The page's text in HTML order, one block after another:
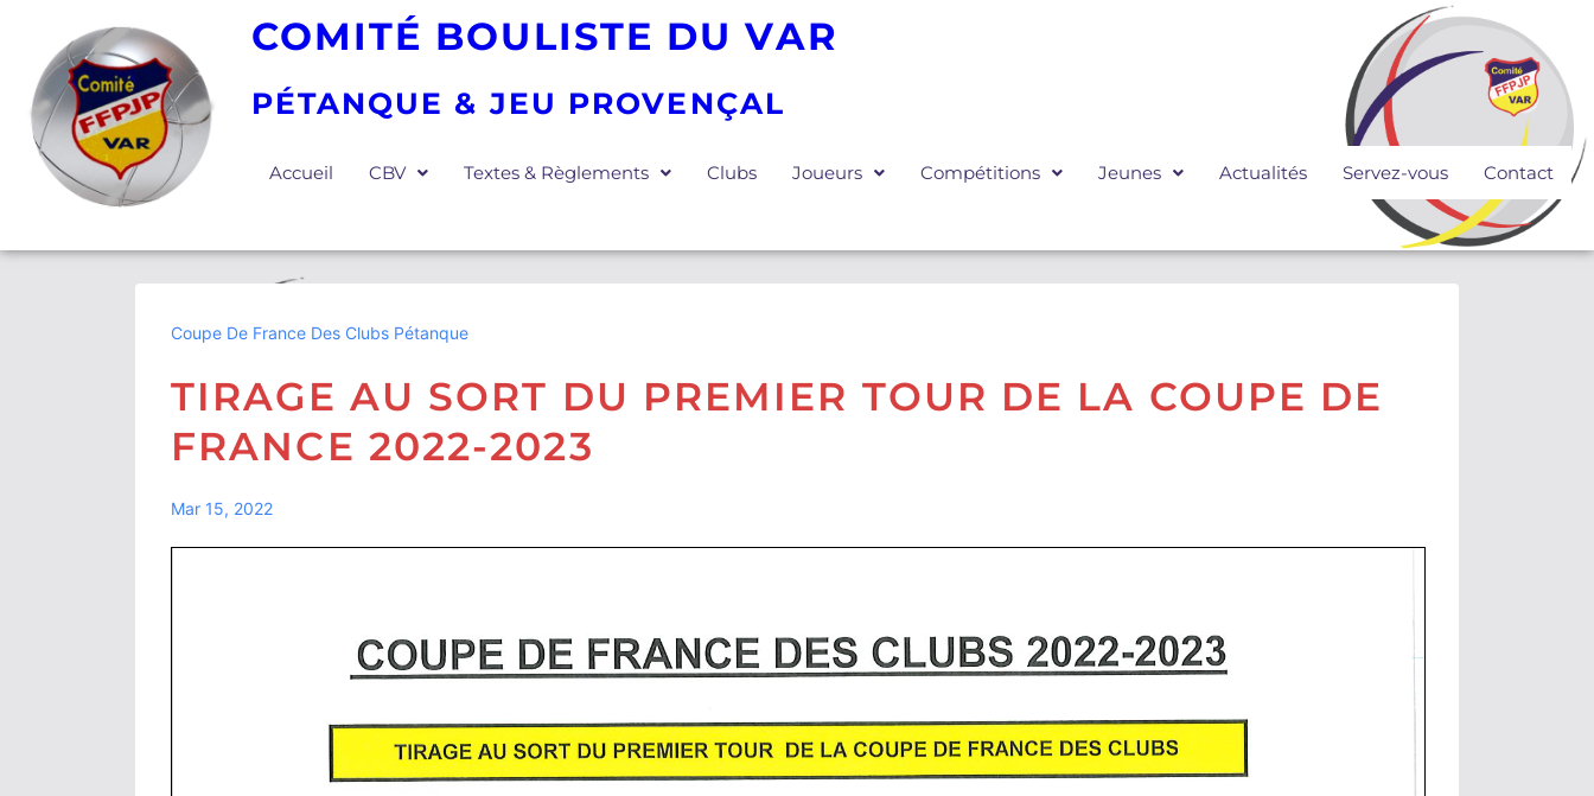
COMITÉ BOULISTE DU VAR
PÉTANQUE & JEU PROVENÇAL
Accueil CBV Textes & Règlements Clubs Joueurs Compétitions Jeunes Actualités Servez-vous Contact
Coupe De France Des Clubs Pétanque
TIRAGE AU SORT DU PREMIER TOUR DE LA COUPE DE
FRANCE 2022-2023
Mar 15, 2022